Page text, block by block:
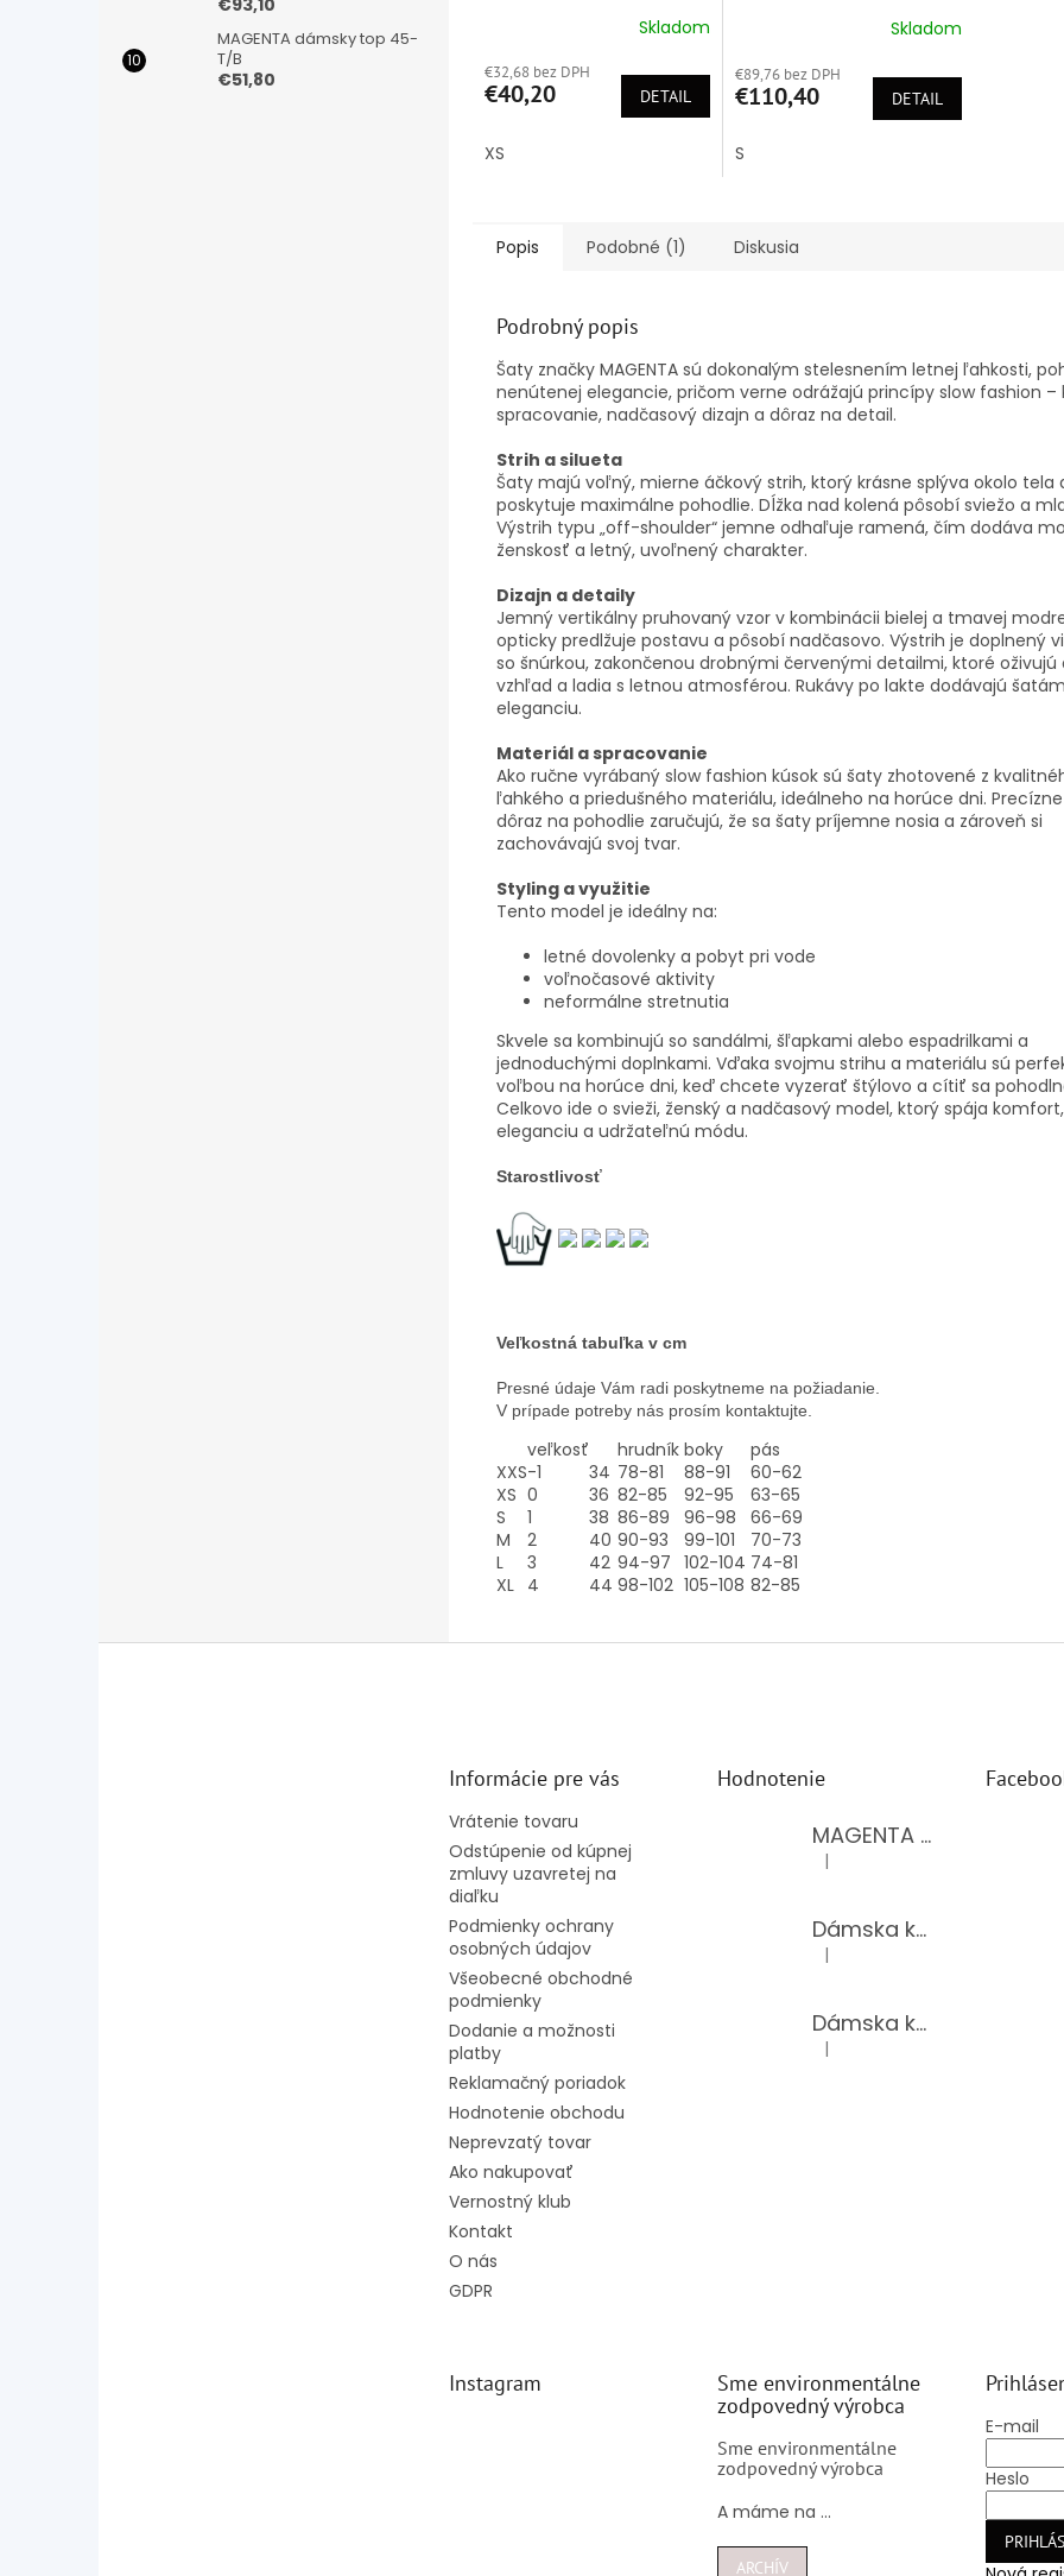
€93,10
MAGENTA dámsky top 45-
T/B
€51,80
produktu
je
z
5
Skladom
€32,68 bez DPH
€40,20 DETAIL
XS
produktu
je
z
5
Skladom
€89,76 bez DPH
€110,40 DETAIL
S
Popis Podobné (1) Diskusia
Podrobný popis
Šaty značky MAGENTA sú dokonalým stelesnením letnej ľahkosti,
nenútenej elegancie, pričom verne odrážajú princípy slow fashion –
spracovanie, nadčasový dizajn a dôraz na detail.
Strih a silueta
Šaty majú voľný, mierne áčkový strih, ktorý krásne splýva okolo tela
poskytuje maximálne pohodlie. Dĺžka nad kolená pôsobí sviežo a
Výstrih typu „off-shoulder“ jemne odhaľuje ramená, čím dodáva
ženskosť a letný, uvoľnený charakter.
Dizajn a detaily
Jemný vertikálny pruhovaný vzor v kombinácii bielej a tmavej
opticky predlžuje postavu a pôsobí nadčasovo. Výstrih je doplnený
so šnúrkou, zakončenou drobnými červenými detailmi, ktoré oživujú
vzhľad a ladia s letnou atmosférou. Rukávy po lakte dodávajú
eleganciu.
Materiál a spracovanie
Ako ručne vyrábaný slow fashion kúsok sú šaty zhotovené z
ľahkého a priedušného materiálu, ideálneho na horúce dni.
dôraz na pohodlie zaručujú, že sa šaty príjemne nosia a zároveň si
zachovávajú svoj tvar.
Styling a využitie
Tento model je ideálny na:
letné dovolenky a pobyt pri vode
voľnočasové aktivity
neformálne stretnutia
Skvele sa kombinujú so sandálmi, šľapkami alebo espadrilkami a
jednoduchými doplnkami. Vďaka svojmu strihu a materiálu sú
voľbou na horúce dni, keď chcete vyzerať štýlovo a cítiť sa
Celkovo ide o svieži, ženský a nadčasový model, ktorý spája komfort,
eleganciu a udržateľnú módu.
Starostlivosť
Veľkostná tabuľka v cm
Presné údaje Vám radi poskytneme na požiadanie.
V prípade potreby nás prosím kontaktujte.
veľkosť hrudník boky
pás
XXS-1 34 78-81 88-91
60-62
XS 0 36 82-85 92-95
63-65
S
1 38 86-89 96-98
66-69
M
2 40 90-93 99-101
70-73
L
3 42 94-97 102-104 74-81
XL 4 44 98-102 105-108 82-85
Informácie pre vás
Vrátenie tovaru
Odstúpenie od kúpnej
zmluvy uzavretej na
diaľku
Podmienky ochrany
osobných údajov
Všeobecné obchodné
podmienky
Dodanie a možnosti
platby
Reklamačný poriadok
Hodnotenie obchodu
Neprevzatý tovar
Ako nakupovať
Vernostný klub
Kontakt
O nás
GDPR
Hodnotenie
MAGENTA dámsky top 15-T/BLACK
Hodnotenie produktu je 5 z 5
|
Dámska kožená kabelka LAURA BIAGGI 944-PINK
Hodnotenie produktu je 5 z 5
|
Dámska kožená kabelka TS04-519/JEANS BLUE
Hodnotenie produktu je 5 z 5
|
Instagram
Sme environmentálne
zodpovedný výrobca
Sme environmentálne
zodpovedný výrobca
A máme na ...
ARCHÍV
E-mail
Heslo